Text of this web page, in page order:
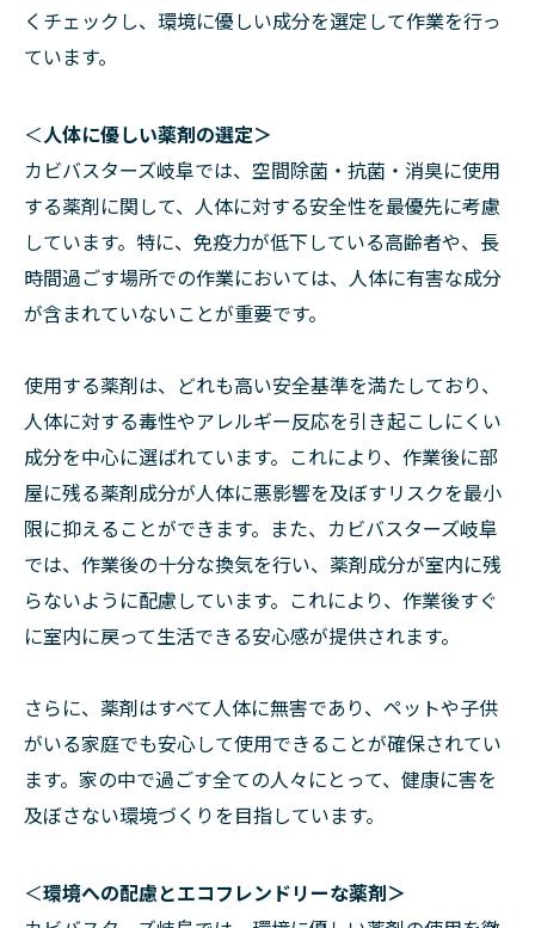
くチェックし、環境に優しい成分を選定して作業を行っ
ています。
＜人体に優しい薬剤の選定＞
カビバスターズ岐阜では、空間除菌・抗菌・消臭に使用
する薬剤に関して、人体に対する安全性を最優先に考慮
しています。特に、免疫力が低下している高齢者や、長
時間過ごす場所での作業においては、人体に有害な成分
が含まれていないことが重要です。
使用する薬剤は、どれも高い安全基準を満たしており、
人体に対する毒性やアレルギー反応を引き起こしにくい
成分を中心に選ばれています。これにより、作業後に部
屋に残る薬剤成分が人体に悪影響を及ぼすリスクを最小
限に抑えることができます。また、カビバスターズ岐阜
では、作業後の十分な換気を行い、薬剤成分が室内に残
らないように配慮しています。これにより、作業後すぐ
に室内に戻って生活できる安心感が提供されます。
さらに、薬剤はすべて人体に無害であり、ペットや子供
がいる家庭でも安心して使用できることが確保されてい
ます。家の中で過ごす全ての人々にとって、健康に害を
及ぼさない環境づくりを目指しています。
＜環境への配慮とエコフレンドリーな薬剤＞